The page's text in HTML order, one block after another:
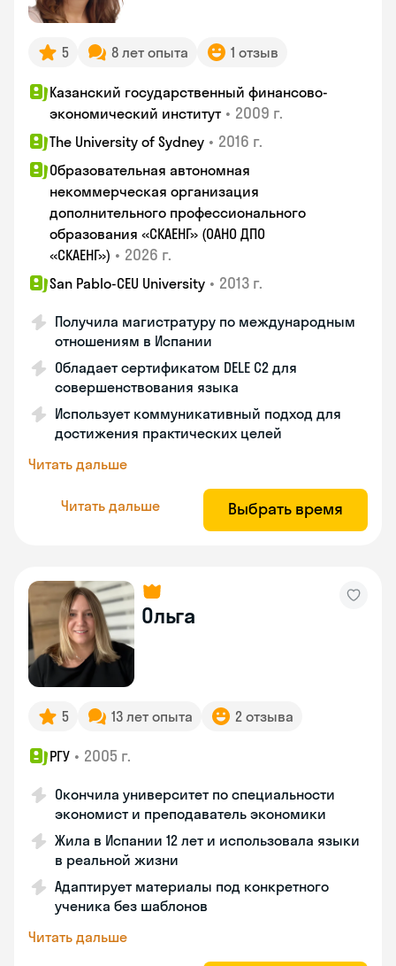
5 8 лет опыта 1 отзыв
Казанский государственный финансово-
экономический институт • 2009 г.
The University of Sydney • 2016 г.
Образовательная автономная
некоммерческая организация
дополнительного профессионального
образования «СКАЕНГ» (ОАНО ДПО
«СКАЕНГ») • 2026 г.
San Pablo-CEU University • 2013 г.
Получила магистратуру по международным
отношениям в Испании
Обладает сертификатом DELE C2 для
совершенствования языка
Использует коммуникативный подход для
достижения практических целей
Читать дальше
Читать дальше Выбрать время
Ольга
5 13 лет опыта 2 отзыва
РГУ • 2005 г.
Окончила университет по специальности
экономист и преподаватель экономики
Жила в Испании 12 лет и использовала языки
в реальной жизни
Адаптирует материалы под конкретного
ученика без шаблонов
Читать дальше